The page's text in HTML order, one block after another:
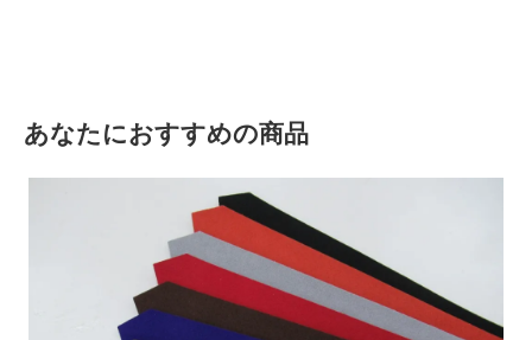
あなたにおすすめの商品